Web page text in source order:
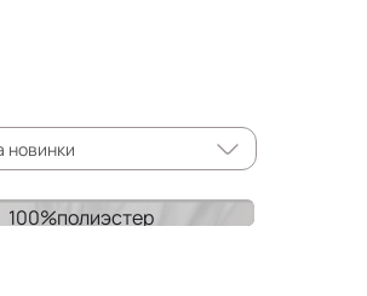
новинки
100%полиэстер